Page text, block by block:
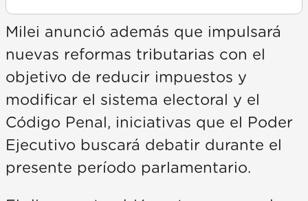
Milei anunció además que impulsará
nuevas reformas tributarias con el
objetivo de reducir impuestos y
modificar el sistema electoral y el
Código Penal, iniciativas que el Poder
Ejecutivo buscará debatir durante el
presente período parlamentario.